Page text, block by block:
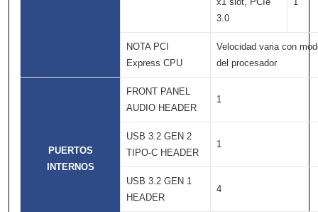
3.0
NOTA PCI
Express CPU
Velocidad varia con
del procesador
PUERTOS
INTERNOS
FRONT PANEL
AUDIO HEADER
1
USB 3.2 GEN 2
TIPO-C HEADER
1
USB 3.2 GEN 1
HEADER
4